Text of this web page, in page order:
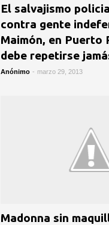
El salvajismo
contra gente
Maimón, en Puerto
debe repetirse
Anónimo - marzo 29, 2013
Madonna sin